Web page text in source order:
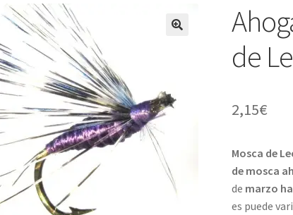
de
2,15€
Mosca de
de mosca
de marzo
es puede